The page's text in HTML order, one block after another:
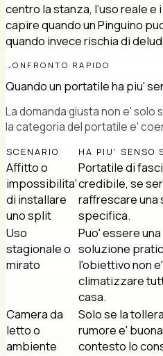
centro la stanza, l’uso reale
capire quando un Pinguino
quando invece rischia di
CONFRONTO RAPIDO
Quando un portatile ha piu'
La domanda giusta non e' solo
la categoria del portatile e'
SCENARIO HA PIU' SENSO
Affitto o
impossibilita'
di installare
uno split
Portatile di
credibile, se
raffrescare una
specifica.
Uso
stagionale o
mirato
Puo' essere una
soluzione
l'obiettivo non e'
climatizzare
casa.
Camera da
letto o
ambiente
Solo se la
rumore e'
contesto lo